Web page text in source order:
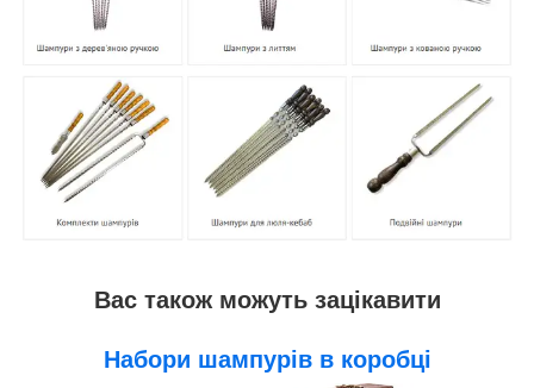
Вас також можуть зацікавити
Набори шампурів в коробці